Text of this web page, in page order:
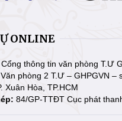
ONLINE
Cổng thông tin văn phòng T.Ư
Văn phòng 2 T.Ư – GHPGVN –
Xuân Hòa, TP.HCM
84/GP-TTĐT Cục phát